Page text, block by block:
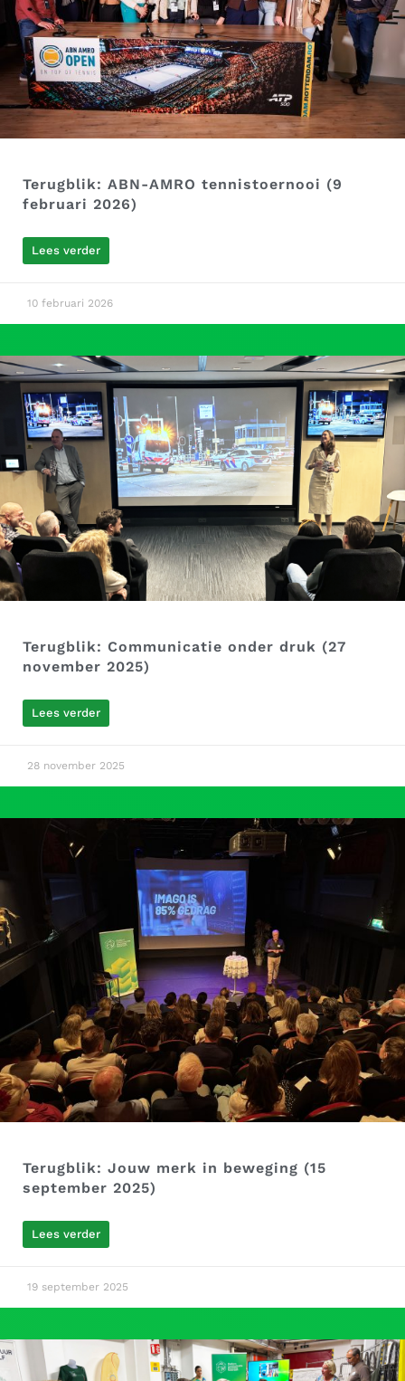
Terugblik: ABN-AMRO tennistoernooi (9
februari 2026)
Lees verder
10 februari 2026
Terugblik: Communicatie onder druk (27
november 2025)
Lees verder
28 november 2025
Terugblik: Jouw merk in beweging (15
september 2025)
Lees verder
19 september 2025